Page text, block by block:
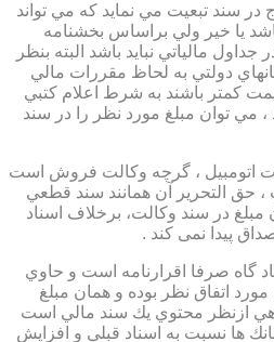
در سند تبعيت مي نمايد كه مي تواند
يا خير ولي براساس بخشنامه
مالياتي نبايد باشد البته بنظر
دولتي به لحاظ مقررات مالي
كمتر باشند به شرط اعلام كتبي
مي توان مبلغ مورد نظر را در سند
اتومبيل ، گرچه وكالت فروش است
التحرير آن همانند سند قطعي
در سند وكالت، برخلاف اسناد
پیدا نمی کند .
گاه صرفا اقرارنامه است و حاوي
اتفاق نظر بوده و همان مبلغ
گاهي ازنظر محتوي يك سند مالي است
ها نسبت به اسناد قبلي و افزايش